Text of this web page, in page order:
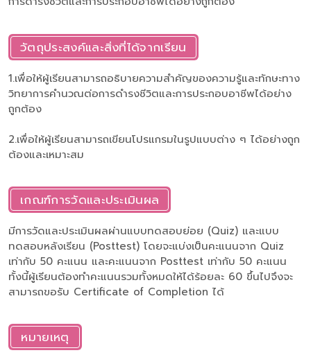
วัตถุประสงค์และสิ่งที่ได้จากเรียน
1.เพื่อให้ผู้เรียนสามารถอธิบายความสำคัญของความรู้และทักษะทาง
วิทยาการคำนวณต่อการดำรงชีวิตและการประกอบอาชีพได้อย่าง
ถูกต้อง
2.เพื่อให้ผู้เรียนสามารถเขียนโปรแกรมในรูปแบบต่าง ๆ ได้อย่างถูก
ต้องและเหมาะสม
เกณฑ์การวัดและประเมินผล
มีการวัดและประเมินผลผ่านแบบทดสอบย่อย (Quiz) และแบบ
ทดสอบหลังเรียน (Posttest) โดยจะแบ่งเป็นคะแนนจาก Quiz
เท่ากับ 50 คะแนน และคะแนนจาก Posttest เท่ากับ 50 คะแนน
ทั้งนี้ผู้เรียนต้องทำคะแนนรวมทั้งหมดให้ได้ร้อยละ 60 ขึ้นไปจึงจะ
สามารถขอรับ Certificate of Completion ได้
หมายเหตุ